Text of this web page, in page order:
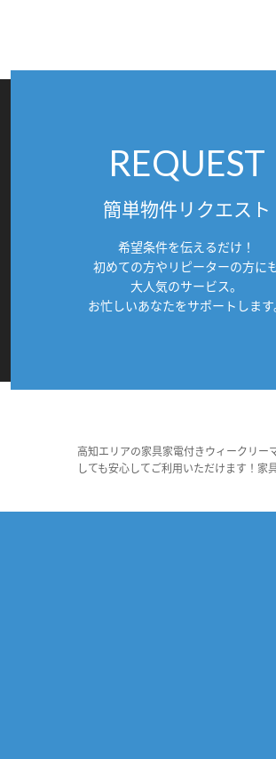
REQUEST
簡単物件リクエスト
希望条件を伝えるだけ！
初めての方やリピーターの方に
大人気のサービス。
お忙しいあなたをサポートします
高知エリアの家具家電付きウィークリー
しても安心してご利用いただけます！家